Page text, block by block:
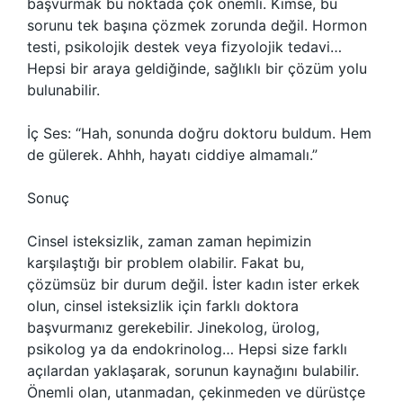
başvurmak bu noktada çok önemli. Kimse, bu
sorunu tek başına çözmek zorunda değil. Hormon
testi, psikolojik destek veya fizyolojik tedavi…
Hepsi bir araya geldiğinde, sağlıklı bir çözüm yolu
bulunabilir.
İç Ses: “Hah, sonunda doğru doktoru buldum. Hem
de gülerek. Ahhh, hayatı ciddiye almamalı.”
Sonuç
Cinsel isteksizlik, zaman zaman hepimizin
karşılaştığı bir problem olabilir. Fakat bu,
çözümsüz bir durum değil. İster kadın ister erkek
olun, cinsel isteksizlik için farklı doktora
başvurmanız gerekebilir. Jinekolog, ürolog,
psikolog ya da endokrinolog… Hepsi size farklı
açılardan yaklaşarak, sorunun kaynağını bulabilir.
Önemli olan, utanmadan, çekinmeden ve dürüstçe